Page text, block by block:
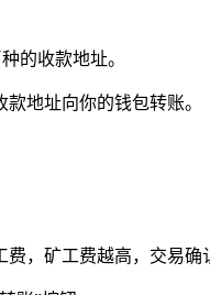
的收款地址。
地址向你的钱包转账。
，矿工费越高，交易确